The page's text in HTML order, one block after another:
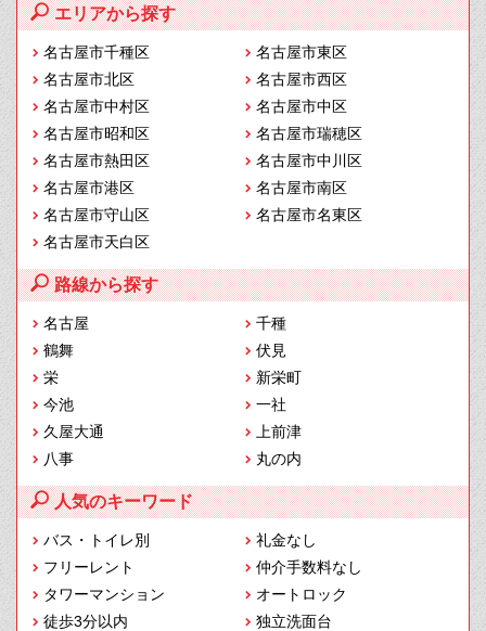
エリアから探す
名古屋市千種区
名古屋市東区
名古屋市北区
名古屋市西区
名古屋市中村区
名古屋市中区
名古屋市昭和区
名古屋市瑞穂区
名古屋市熱田区
名古屋市中川区
名古屋市港区
名古屋市南区
名古屋市守山区
名古屋市名東区
名古屋市天白区
路線から探す
名古屋
千種
鶴舞
伏見
栄
新栄町
今池
一社
久屋大通
上前津
八事
丸の内
人気のキーワード
バス・トイレ別
礼金なし
フリーレント
仲介手数料なし
タワーマンション
オートロック
徒歩3分以内
独立洗面台